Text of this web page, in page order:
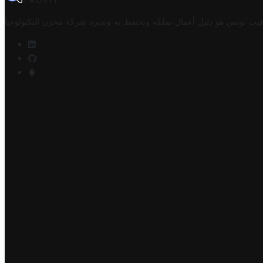
تونس هو دليل أعمال تملكه وتحتفظ به وتديره شركة مخزن التكنولوجيا